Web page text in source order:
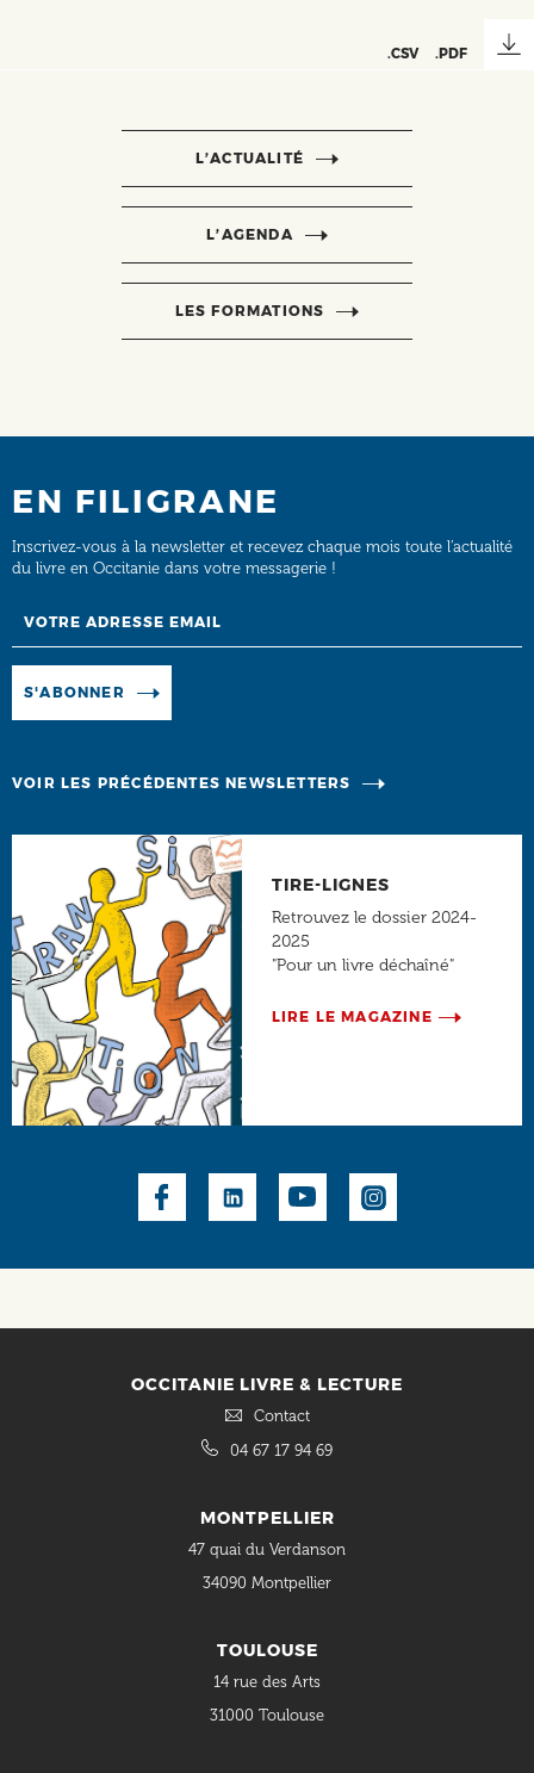
.CSV .PDF
L’ACTUALITÉ
L’AGENDA
LES FORMATIONS
EN FILIGRANE
Inscrivez-vous à la newsletter et recevez chaque mois toute l’actualité
du livre en Occitanie dans votre messagerie !
S'ABONNER
VOIR LES PRÉCÉDENTES NEWSLETTERS
TIRE-LIGNES
Retrouvez le dossier 2024-
2025
"Pour un livre déchaîné"
LIRE LE MAGAZINE
OCCITANIE LIVRE & LECTURE
Contact
04 67 17 94 69
MONTPELLIER
47 quai du Verdanson
34090 Montpellier
TOULOUSE
14 rue des Arts
31000 Toulouse